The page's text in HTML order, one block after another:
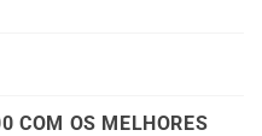
COM OS MELHORES